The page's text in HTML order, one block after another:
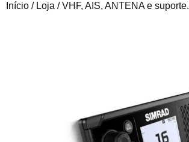
Contactos
Início / Loja /VHF, AIS, ANTENA e suporte.